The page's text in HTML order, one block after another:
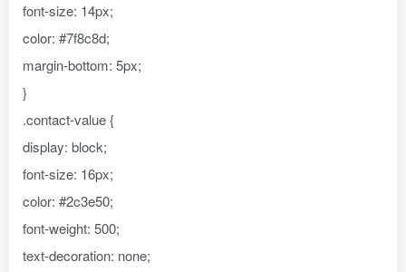
font-size: 14px;
color: #7f8c8d;
margin-bottom: 5px;
}
.contact-value {
display: block;
font-size: 16px;
color: #2c3e50;
font-weight: 500;
text-decoration: none;